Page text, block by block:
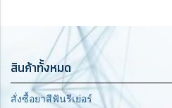
สินค้าทั้งหมด
สั่งซื้อยาสีฟันรีเย่อร์